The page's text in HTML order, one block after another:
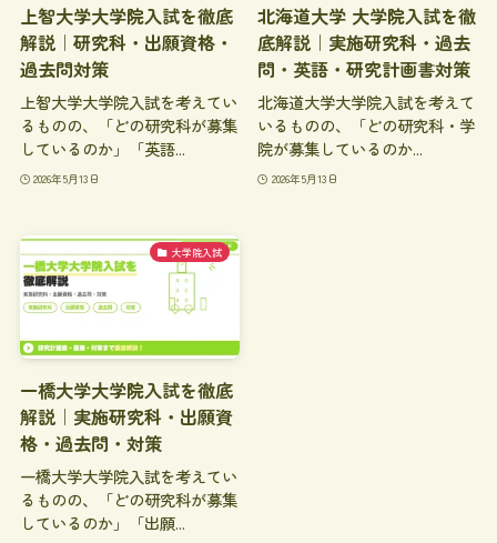
上智大学大学院入試を徹底
解説｜研究科・出願資格・
過去問対策
上智大学大学院入試を考えてい
るものの、「どの研究科が募集
しているのか」「英語...
2026年5月13日
北海道大学 大学院入試を徹
底解説｜実施研究科・過去
問・英語・研究計画書対策
北海道大学大学院入試を考えて
いるものの、「どの研究科・学
院が募集しているのか...
2026年5月13日
大学院入試
一橋大学大学院入試を徹底
解説｜実施研究科・出願資
格・過去問・対策
一橋大学大学院入試を考えてい
るものの、「どの研究科が募集
しているのか」「出願...